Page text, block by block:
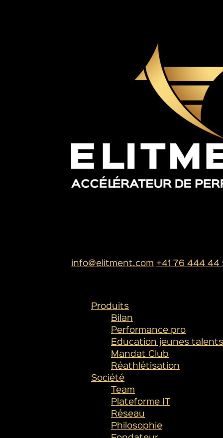
info@elitment.com +41 76 444 44
Produits
Bilan
Performance pro
Education jeunes talents
Mandat Club
Réathlétisation
Société
Team
Plateforme IT
Réseau
Philosophie